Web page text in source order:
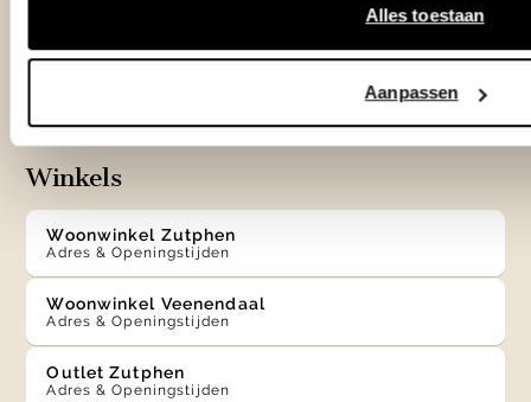
Alles toestaan
Aanpassen
+31 575 583 388
Winkels
Woonwinkel Zutphen
Adres & Openingstijden
Woonwinkel Veenendaal
Adres & Openingstijden
Outlet Zutphen
Adres & Openingstijden